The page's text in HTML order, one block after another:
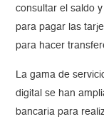
consultar el saldo
para pagar las
para hacer
La gama de
digital se han
bancaria para